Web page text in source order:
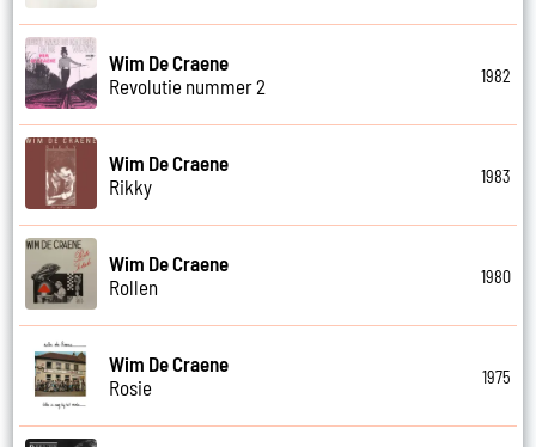
Wim De Craene
Revolutie nummer 2
1982
Wim De Craene
Rikky
1983
Wim De Craene
Rollen
1980
Wim De Craene
Rosie
1975